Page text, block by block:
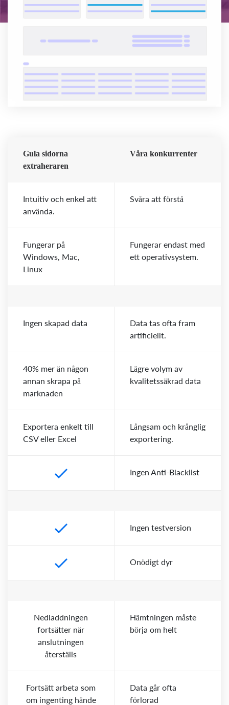
Gula sidorna
extraheraren
Våra konkurrenter
Intuitiv och enkel att
använda.
Svåra att förstå
Fungerar på
Windows, Mac,
Linux
Fungerar endast med
ett operativsystem.
Ingen skapad data
Data tas ofta fram
artificiellt.
40% mer än någon
annan skrapa på
marknaden
Lägre volym av
kvalitetssäkrad data
Exportera enkelt till
CSV eller Excel
Långsam och krånglig
exportering.
Ingen Anti-Blacklist
Ingen testversion
Onödigt dyr
Nedladdningen
fortsätter när
anslutningen
återställs
Hämtningen måste
börja om helt
Fortsätt arbeta som
om ingenting hände
Data går ofta
förlorad